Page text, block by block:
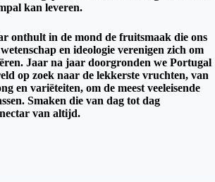
kan leveren.
onthult in de mond de fruitsmaak die ons
en ideologie verenigen zich om
Jaar na jaar doorgronden we Portugal
op zoek naar de lekkerste vruchten, van
en variëteiten, om de meest veeleisende
Smaken die van dag tot dag
van altijd.